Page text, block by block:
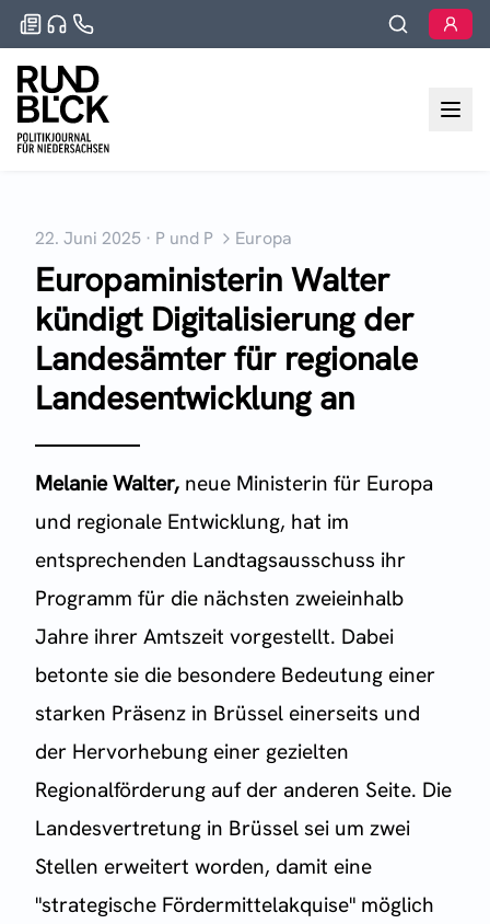
22. Juni 2025 · P und P Europa
Europaministerin Walter
kündigt Digitalisierung der
Landesämter für regionale
Landesentwicklung an
Melanie Walter, neue Ministerin für Europa
und regionale Entwicklung, hat im
entsprechenden Landtagsausschuss ihr
Programm für die nächsten zweieinhalb
Jahre ihrer Amtszeit vorgestellt. Dabei
betonte sie die besondere Bedeutung einer
starken Präsenz in Brüssel einerseits und
der Hervorhebung einer gezielten
Regionalförderung auf der anderen Seite. Die
Landesvertretung in Brüssel sei um zwei
Stellen erweitert worden, damit eine
"strategische Fördermittelakquise" möglich